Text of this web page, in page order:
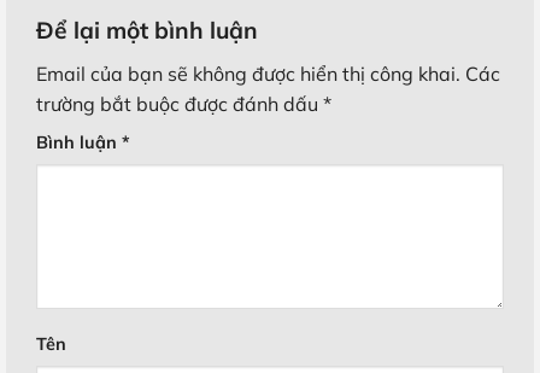
Để lại một bình luận
Email của bạn sẽ không được hiển thị công khai. Các
trường bắt buộc được đánh dấu *
Bình luận *
Tên